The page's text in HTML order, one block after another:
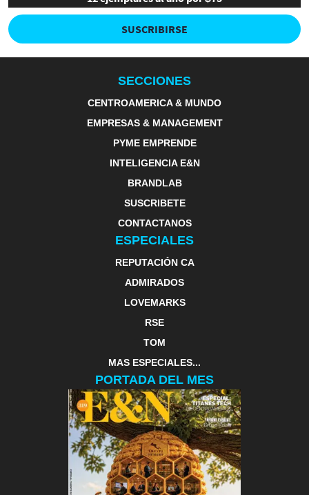
SUSCRIBIRSE
SECCIONES
CENTROAMERICA & MUNDO
EMPRESAS & MANAGEMENT
PYME EMPRENDE
INTELIGENCIA E&N
BRANDLAB
SUSCRIBETE
CONTACTANOS
ESPECIALES
REPUTACIÓN CA
ADMIRADOS
LOVEMARKS
RSE
TOM
MAS ESPECIALES...
PORTADA DEL MES